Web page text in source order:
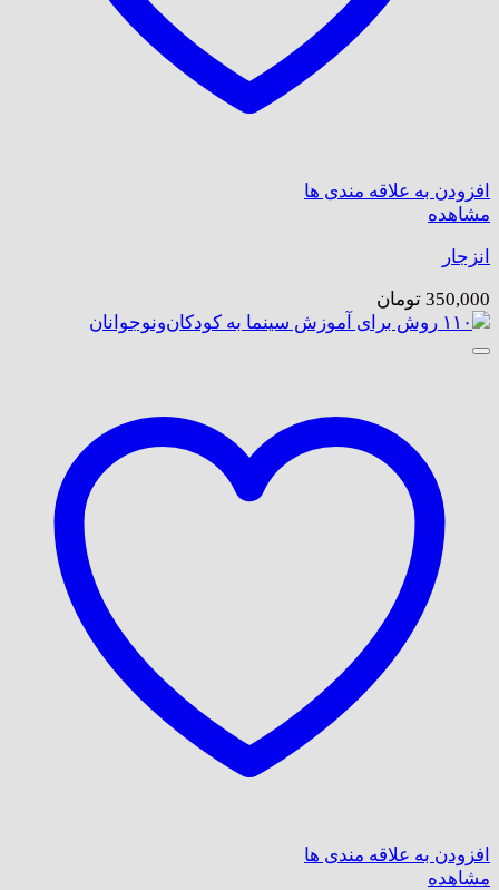
افزودن به علاقه مندی ها
مشاهده
انزجار
350,000 تومان
افزودن به علاقه مندی ها
مشاهده